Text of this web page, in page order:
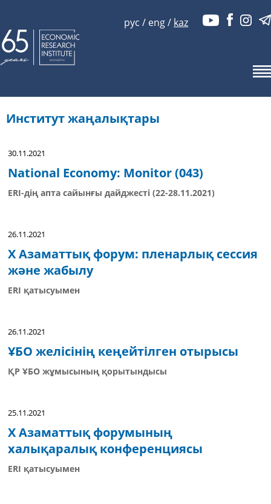
рус / eng/ kaz
Институт жаңалықтары
30.11.2021
National Economy: Monitor (043)
ERI-дің апта сайынғы дайджесті (22-28.11.2021)
26.11.2021
X Азаматтық форум: пленарлық сессия
және жабылу
ERI қатысуымен
26.11.2021
ҰБО желісінің кеңейтілген отырысы
ҚР ҰБО жұмысының қорытындысы
25.11.2021
X Азаматтық форумының
халықаралық конференциясы
ERI қатысуымен